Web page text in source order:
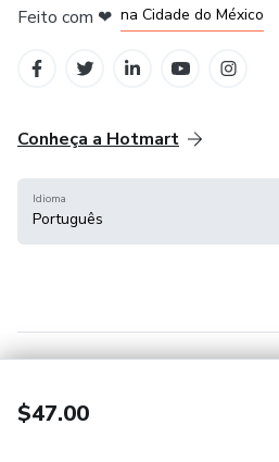
$47.00
Feito com ❤ na Cidade do México
Conheça a Hotmart
Idioma
Português
Hotmart — 2011-2026 © Todos os